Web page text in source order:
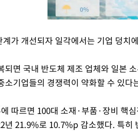
가 개선되자 일각에서는 기업 덩치
되면 국내 반도체 제조 업체와 일본
소기업들의 경쟁력이 약화할 수 있다
따르면 100대 소재·부품·장비 핵
년 21.9%로 10.7%p 감소했다. 특히